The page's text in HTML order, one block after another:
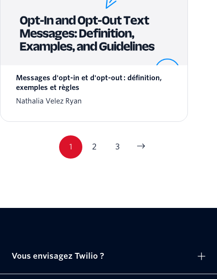
Messages d'opt-in et d'opt-out : définition,
exemples et règles
Nathalia Velez Ryan
1 2 3
Vous envisagez Twilio ?